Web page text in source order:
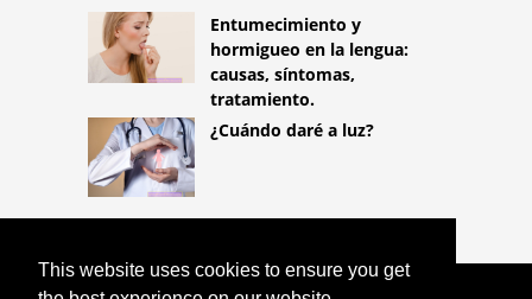
This website uses cookies to ensure you get
Entumecimiento y
hormigueo en la lengua:
causas, síntomas,
tratamiento.
¿Cuándo daré a luz?